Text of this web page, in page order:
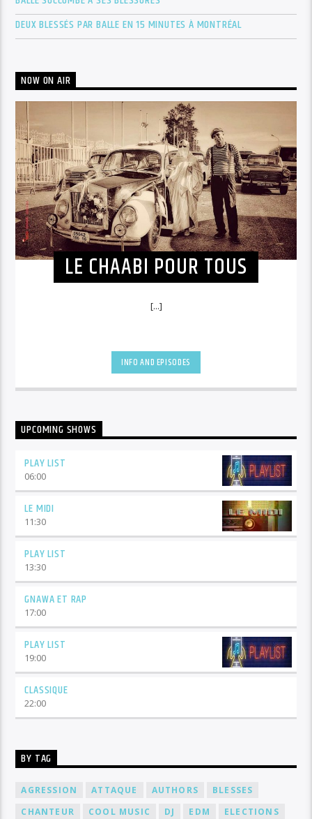
DEUX BLESSÉS PAR BALLE EN 15 MINUTES À MONTRÉAL
NOW ON AIR
LE CHAABI POUR TOUS
[...]
INFO AND EPISODES
UPCOMING SHOWS
PLAY LIST
06:00
LE MIDI
11:30
PLAY LIST
13:30
GNAWA ET RAP
17:00
PLAY LIST
19:00
CLASSIQUE
22:00
BY TAG
AGRESSION ATTAQUE AUTHORS
BLESSES
CHANTEUR
COOL MUSIC DJ EDM
ELECTIONS